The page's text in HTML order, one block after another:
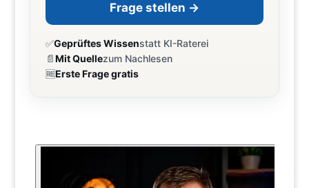
Frage stellen →
✅Geprüftes Wissenstatt KI-Raterei
📄Mit Quellezum Nachlesen
🆓Erste Frage gratis